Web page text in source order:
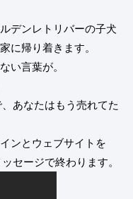
デンレトリバーの子犬
に帰り着きます。
い言葉が。
あなたはもう売れてた
ンとウェブサイトを
セージで終わります。